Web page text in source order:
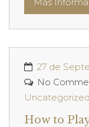
27 de
No
Uncategorized
How to